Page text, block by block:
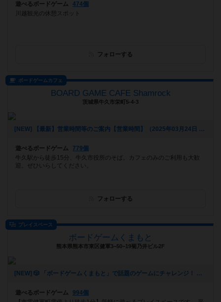
遊べるボードゲーム
474個
川越観光の休憩スポット
フォローする
ボードゲームカフェ
BOARD GAME CAFE Shamrock
茨城県牛久市栄町5-4-3
[NEW] 【最新】営業時間等のご案内【営業時間】（2025年03月24日 13時02分）
遊べるボードゲーム
779個
牛久駅から徒歩15分、牛久市役所のそば。カフェのみのご利用も大歓
迎。ぜひいらしてください。
フォローする
プレイスペース
ボードゲームくまもと
熊本県熊本市東区健軍3−50−19菊乃井ビル2F
[NEW] 🎲 「ボードゲームくまもと」で話題のゲームにチャレンジ！ 🚀✨（2024年12月16日 12時53分）
遊べるボードゲーム
994個